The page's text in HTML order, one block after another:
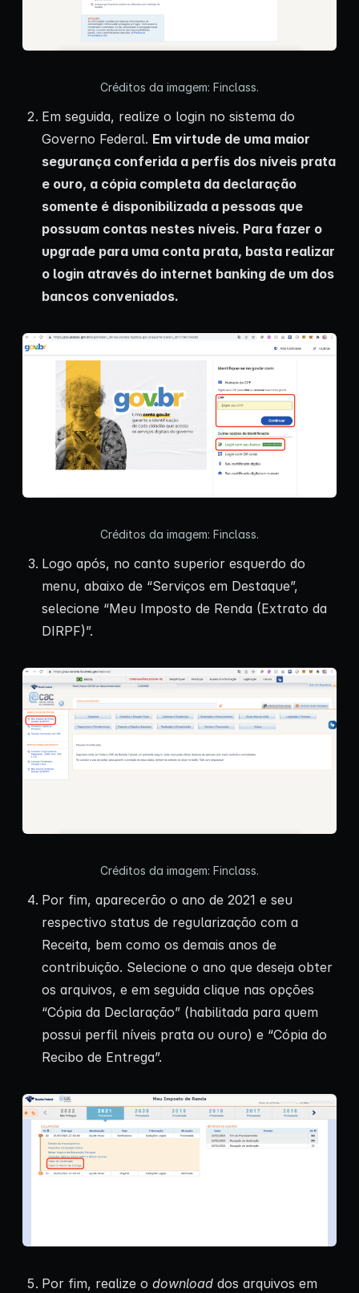
Créditos da imagem: Finclass.
Em seguida, realize o login no sistema do
Governo Federal. Em virtude de uma maior
segurança conferida a perfis dos níveis prata
e ouro, a cópia completa da declaração
somente é disponibilizada a pessoas que
possuam contas nestes níveis. Para fazer o
upgrade para uma conta prata, basta realizar
o login através do internet banking de um dos
bancos conveniados.
Créditos da imagem: Finclass.
Logo após, no canto superior esquerdo do
menu, abaixo de “Serviços em Destaque”,
selecione “Meu Imposto de Renda (Extrato da
DIRPF)”.
Créditos da imagem: Finclass.
Por fim, aparecerão o ano de 2021 e seu
respectivo status de regularização com a
Receita, bem como os demais anos de
contribuição. Selecione o ano que deseja obter
os arquivos, e em seguida clique nas opções
“Cópia da Declaração” (habilitada para quem
possui perfil níveis prata ou ouro) e “Cópia do
Recibo de Entrega”.
Por fim, realize o download dos arquivos em